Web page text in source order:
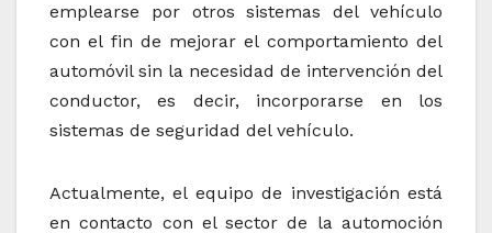
emplearse por otros sistemas del vehículo
con el fin de mejorar el comportamiento del
automóvil sin la necesidad de intervención del
conductor, es decir, incorporarse en los
sistemas de seguridad del vehículo.
Actualmente, el equipo de investigación está
en contacto con el sector de la automoción